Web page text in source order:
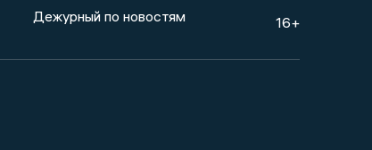
Дежурный по новостям 16+